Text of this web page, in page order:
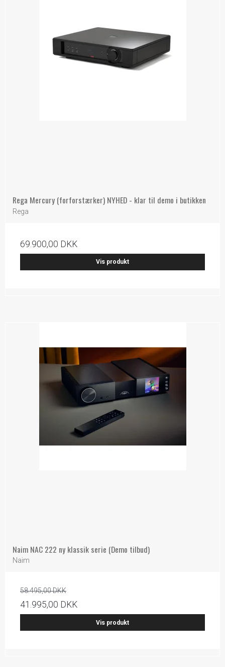
Rega Mercury (forforstærker) NYHED - klar til demo i butikken
Rega
69.900,00 DKK
Vis produkt
Naim NAC 222 ny klassik serie (Demo tilbud)
Naim
58.495,00 DKK
41.995,00 DKK
Vis produkt